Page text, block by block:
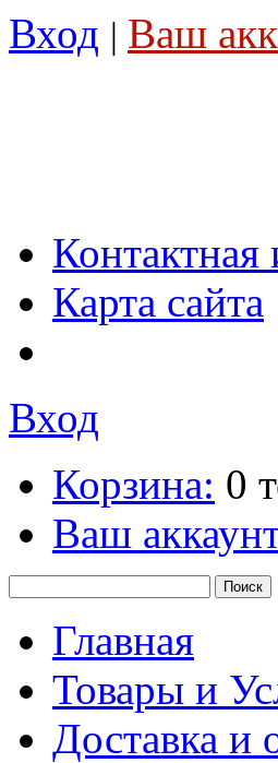
Вход | Ваш
Карта сайта
Вход
Корзина: 0
Ваш
Главная
Товары и
Доставка и